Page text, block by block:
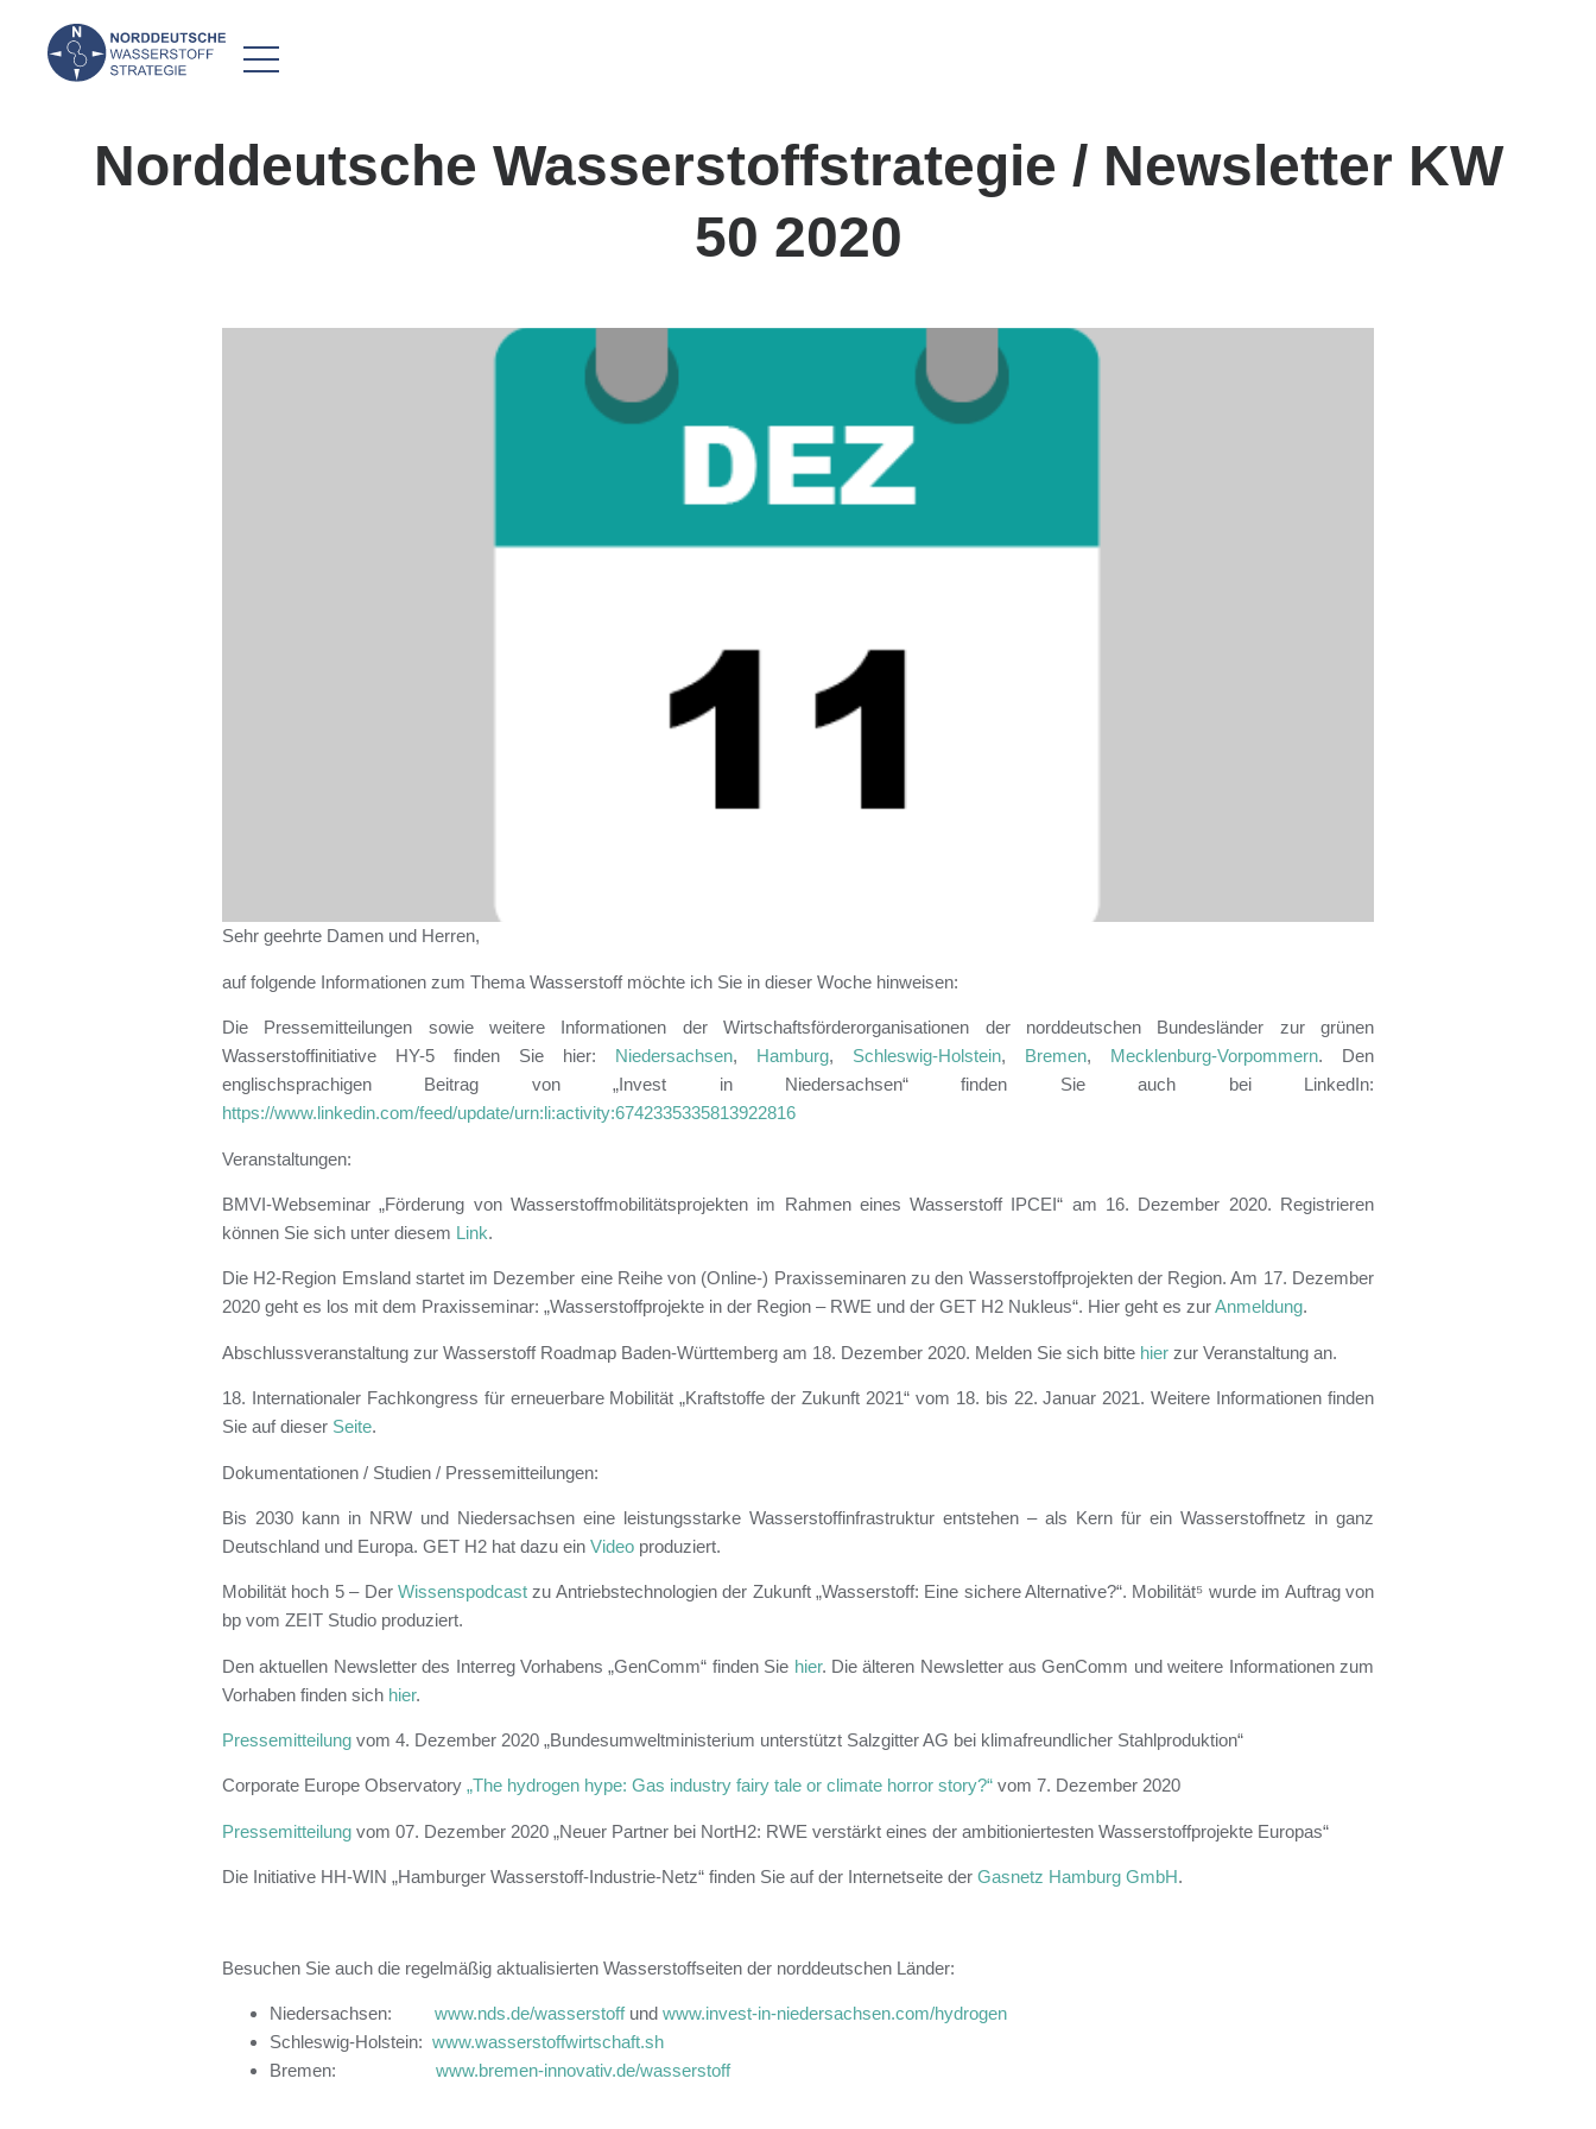
Norddeutsche Wasserstoffstrategie / Newsletter KW
50 2020
Sehr geehrte Damen und Herren,
auf folgende Informationen zum Thema Wasserstoff möchte ich Sie in dieser Woche hinweisen:
Die Pressemitteilungen sowie weitere Informationen der Wirtschaftsförderorganisationen der norddeutschen Bundesländer zur grünen
Wasserstoffinitiative HY-5 finden Sie hier: Niedersachsen, Hamburg, Schleswig-Holstein, Bremen, Mecklenburg-Vorpommern. Den
englischsprachigen Beitrag von „Invest in Niedersachsen“ finden Sie auch bei LinkedIn:
https://www.linkedin.com/feed/update/urn:li:activity:6742335335813922816
Veranstaltungen:
BMVI-Webseminar „Förderung von Wasserstoffmobilitätsprojekten im Rahmen eines Wasserstoff IPCEI“ am 16. Dezember 2020. Registrieren
können Sie sich unter diesem Link.
Die H2-Region Emsland startet im Dezember eine Reihe von (Online-) Praxisseminaren zu den Wasserstoffprojekten der Region. Am 17. Dezember
2020 geht es los mit dem Praxisseminar: „Wasserstoffprojekte in der Region – RWE und der GET H2 Nukleus“. Hier geht es zurAnmeldung.
Abschlussveranstaltung zur Wasserstoff Roadmap Baden-Württemberg am 18. Dezember 2020. Melden Sie sich bitte hier zur Veranstaltung an.
18. Internationaler Fachkongress für erneuerbare Mobilität „Kraftstoffe der Zukunft 2021“ vom 18. bis 22. Januar 2021. Weitere Informationen finden
Sie auf dieser Seite.
Dokumentationen / Studien / Pressemitteilungen:
Bis 2030 kann in NRW und Niedersachsen eine leistungsstarke Wasserstoffinfrastruktur entstehen – als Kern für ein Wasserstoffnetz in ganz
Deutschland und Europa. GET H2 hat dazu ein Video produziert.
Mobilität hoch 5 – Der Wissenspodcastzu Antriebstechnologien der Zukunft „Wasserstoff: Eine sichere Alternative?“. Mobilität⁵ wurde im Auftrag von
bp vom ZEIT Studio produziert.
Den aktuellen Newsletter des Interreg Vorhabens „GenComm“ finden Sie hier. Die älteren Newsletter aus GenComm und weitere Informationen zum
Vorhaben finden sich hier.
Pressemitteilung vom 4. Dezember 2020 „Bundesumweltministerium unterstützt Salzgitter AG bei klimafreundlicher Stahlproduktion“
Corporate Europe Observatory „The hydrogen hype: Gas industry fairy tale or climate horror story?“ vom 7. Dezember 2020
Pressemitteilung vom 07. Dezember 2020 „Neuer Partner bei NortH2: RWE verstärkt eines der ambitioniertesten Wasserstoffprojekte Europas“
Die Initiative HH-WIN „Hamburger Wasserstoff-Industrie-Netz“ finden Sie auf der Internetseite der Gasnetz Hamburg GmbH.
Besuchen Sie auch die regelmäßig aktualisierten Wasserstoffseiten der norddeutschen Länder:
Niedersachsen: www.nds.de/wasserstoffund www.invest-in-niedersachsen.com/hydrogen
Schleswig-Holstein: www.wasserstoffwirtschaft.sh
Bremen: www.bremen-innovativ.de/wasserstoff